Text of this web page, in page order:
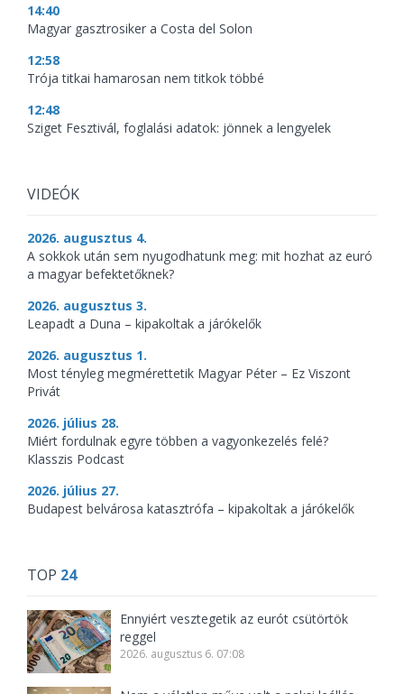
14:40
Magyar gasztrosiker a Costa del Solon
12:58
Trója titkai hamarosan nem titkok többé
12:48
Sziget Fesztivál, foglalási adatok: jönnek a lengyelek
VIDEÓK
2026. augusztus 4.
A sokkok után sem nyugodhatunk meg: mit hozhat az euró
a magyar befektetőknek?
2026. augusztus 3.
Leapadt a Duna – kipakoltak a járókelők
2026. augusztus 1.
Most tényleg megmérettetik Magyar Péter – Ez Viszont
Privát
2026. július 28.
Miért fordulnak egyre többen a vagyonkezelés felé?
Klasszis Podcast
2026. július 27.
Budapest belvárosa katasztrófa – kipakoltak a járókelők
TOP 24
Ennyiért vesztegetik az eurót csütörtök
reggel
2026. augusztus 6. 07:08